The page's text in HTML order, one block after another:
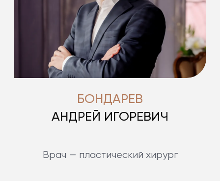
БОНДАРЕВ
АНДРЕЙ ИГОРЕВИЧ
Врач — пластический хирург